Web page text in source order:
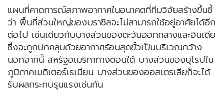
แผนที่คาดการณ์สภาพอากาศในอนาคตที่ทีมวิจัยสร้างขึ้นชี้
ว่า พื้นที่ส่วนใหญ่ของบราซิลจะไม่สามารถใช้อยู่อาศัยได้อีก
ต่อไป เช่นเดียวกับบางส่วนของตะวันออกกลางและอินเดีย
ซึ่งจะถูกปกคลุมด้วยอากาศร้อนสุดขั้วเป็นบริเวณกว้าง
นอกจากนี้ สหรัฐอเมริกาทางตอนใต้ บางส่วนของยุโรปใน
ภูมิภาคเมดิเตอร์เรเนียน บางส่วนของออสเตรเลียก็จะได้
รับผลกระทบรุนแรงเช่นกัน